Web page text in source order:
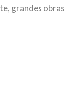
grandes obras